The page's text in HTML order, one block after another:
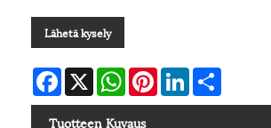
Lähetä kysely
Facebook
X WhatsAppPinterestLinkedIn
Tuotteen Kuvaus